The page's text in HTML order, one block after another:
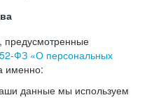
ФЗ «О персональных
именно:
данные мы используем